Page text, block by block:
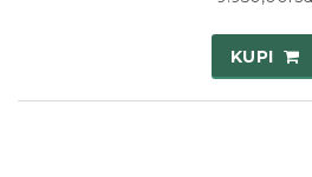
KUPI